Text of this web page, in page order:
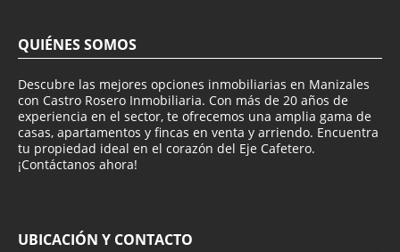
QUIÉNES SOMOS
Descubre las mejores opciones inmobiliarias en Manizales
con Castro Rosero Inmobiliaria. Con más de 20 años de
experiencia en el sector, te ofrecemos una amplia gama de
casas, apartamentos y fincas en venta y arriendo. Encuentra
tu propiedad ideal en el corazón del Eje Cafetero.
¡Contáctanos ahora!
UBICACIÓN Y CONTACTO